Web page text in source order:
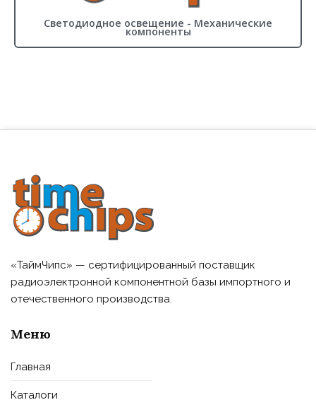
Светодиодное освещение - Механические
компоненты
«ТаймЧипс» — сертифицированный поставщик
радиоэлектронной компонентной базы импортного и
отечественного производства.
Меню
Главная
Каталоги